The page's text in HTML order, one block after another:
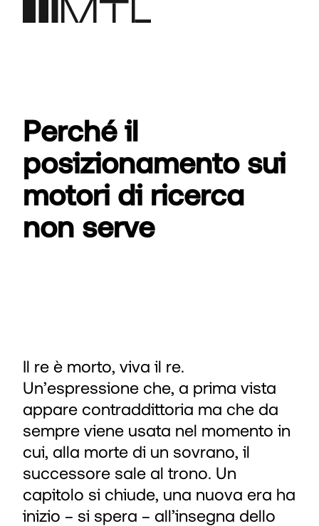
Perché il
posizionamento sui
motori di ricerca
non serve
Il re è morto, viva il re.
Un’espressione che, a prima vista
appare contraddittoria ma che da
sempre viene usata nel momento in
cui, alla morte di un sovrano, il
successore sale al trono. Un
capitolo si chiude, una nuova era ha
inizio – si spera – all’insegna dello